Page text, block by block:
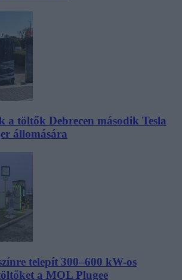
a töltők Debrecen második Tesla
állomására
telepít 300–600 kW-os
a MOL Plugee